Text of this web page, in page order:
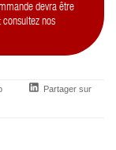
devra être
nos
Partager sur